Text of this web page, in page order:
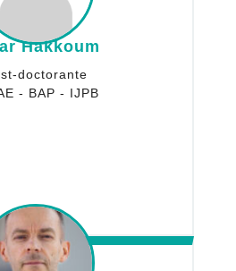
Hakkoum
doctorante
- BAP - IJPB